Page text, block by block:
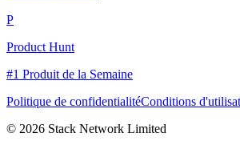
P
Product Hunt
#1 Produit de la Semaine
Politique de confidentialitéConditions
© 2026 Stack Network Limited